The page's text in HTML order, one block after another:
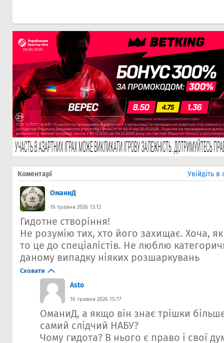
Коментарі Увійдіть в
ОманиД
16 травня 2026 13:12
Гидотне створіння!
Не розумію тих, хто його захищає. Хоча,
то це до спеціалістів. Не люблю
даному випадку ніяких розшаркувань
Сховати
Asto
16 травня 2026 15:17
ОманиД, а якщо він знає трішки
самий слідчий НАБУ?
Чому гидота? В нього є право і свої